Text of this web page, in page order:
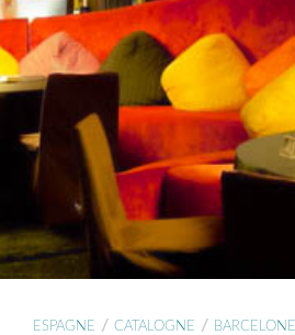
ESPAGNE / CATALOGNE / BARCELONE